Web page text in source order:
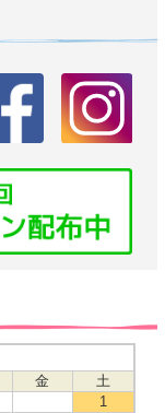
金
土
1